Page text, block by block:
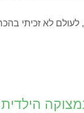
לא זכיתי
הילדית